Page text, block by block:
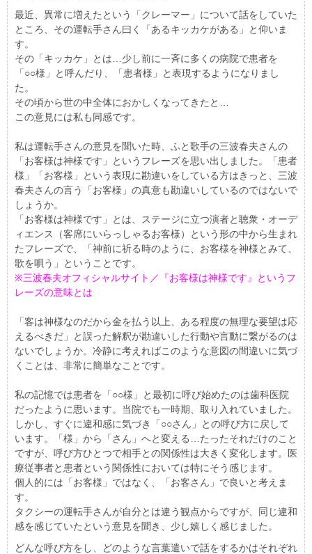
最近、異常に増えたという「クレーマー」について話をしていた
ところ、その運転手さん曰く「あるキッカケがある」と仰いま
す。
その「キッカケ」とは…少し前に一斉に多くの病院で患者を
「○○様」と呼んだり、「患者様」と表現するようになりまし
た。
その頃から世の中全体におかしくなってきたと…
この意見には私も同感です。
私は運転手さんの意見を聞いた時、ふと歌手の三波春夫さんの
「お客様は神様です」というフレーズを思い出しました。「患者
様」「お客様」という表現に勘違いをしている方はきっと、三波
春夫さんの言う「お客様」の真意も勘違いしているのではないで
しょうか。
「お客様は神様です」とは、ステージに立つ演者と聴衆・オーデ
ィエンス（客席にいらっしゃるお客様）という形の中から生まれ
たフレーズで、「神前に祈る時のように、お客様を神様とみて、
歌を唄う」ということです。
※三波春夫オフィシャルサイト／『お客様は神様です』というフ
レーズの意味とは
「客は神様なのだから金を払う以上、ある程度の無理な要望は応
えるべきだ」と誤った解釈が勘違いした行動や言動に繋がるのは
ないでしょうか。冷静に考えればこのような意図の間違いに気づ
くことは、非常に簡単なことです。
私の記憶では患者を「○○様」と最初に呼び始めたのは歯科医院
だったように思います。当院でも一時期、取り入れていました。
しかし、すぐに違和感に気づき「○○さん」との呼び方に戻して
います。「様」から「さん」へと変える…たったそれだけのこと
ですが、呼び方ひとつで相手との関係性は大きく変化します。医
療従事者と患者という関係性においては特にそう感じます。
個人的には「お客様」ではなく、「お客さん」で良いと考えま
す。
タクシーの運転手さんが自分とは違う観点からですが、同じ違和
感を感じていたという意見を聞き、少し嬉しく感じました。
どんな呼び方をし、どのような言葉遣いで話をするかはそれぞれ